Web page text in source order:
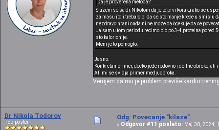
Da je proverena metoda?
Slazem se sa dr.Nikolom da je to prvi korak,i ako se
za masu itd i trebalo bi da se sto manje krece u smislu
nezdravo hrani onda ni ne moze da ocekuje da ce
Ja sam u tom periodu recimo pio po 3-4 proteina pored
sto kaloricnije.
Meni je to pomoglo.
Jasno.
Konkretan primer, decko jede redovno i obilne obroke,
Ali mi se svidja primer medjuobroka.
Verujem da mu je problem previše kardio
Dr Nikola Todorov
Top poster
Odg: Povecanje "kilaze"
« Odgovor #11 poslato: Maj 30, 2024,